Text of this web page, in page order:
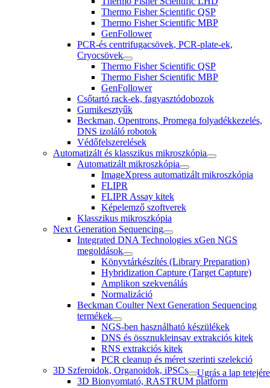
Thermo Fisher Scientific QSP
Thermo Fisher Scientific MBP
GenFollower
PCR-és centrifugacsövek, PCR-plate-ek,
Cryocsövek
Thermo Fisher Scientific QSP
Thermo Fisher Scientific MBP
GenFollower
Csőtartó rack-ek, fagyasztódobozok
Gumikesztyűk
Beckman, Opentrons, Promega folyadékkezelés,
DNS izoláló robotok
Védőfelszerelések
Automatizált és klasszikus mikroszkópia
Automatizált mikroszkópia
ImageXpress automatizált mikroszkópia
FLIPR
FLIPR Assay kitek
Képelemző szoftverek
Klasszikus mikroszkópia
Next Generation Sequencing
Integrated DNA Technologies xGen NGS
megoldások
Könyvtárkészítés (Library Preparation)
Hybridization Capture (Target Capture)
Amplikon szekvenálás
Normalizáció
Beckman Coulter Next Generation Sequencing
termékek
NGS-ben használható készülékek
DNS és össznukleinsav extrakciós kitek
RNS extrakciós kitek
PCR cleanup és méret szerinti szelekció
3D Szferoidok, Organoidok, iPSCs
3D Bionyomtató, RASTRUM platform
Ugrás a lap tetejére